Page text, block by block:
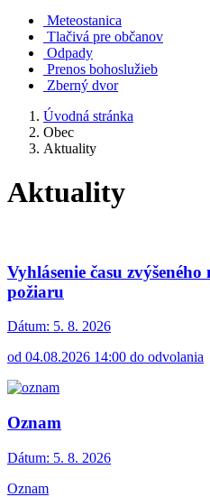
Meteostanica
Tlačivá pre občanov
Odpady
Prenos bohoslužieb
Zberný dvor
Úvodná stránka
Obec
Aktuality
Aktuality
Vyhlásenie času
požiaru
Dátum: 5. 8. 2026
od 04.08.2026 14:00 do odvolania
Oznam
Dátum: 5. 8. 2026
Oznam